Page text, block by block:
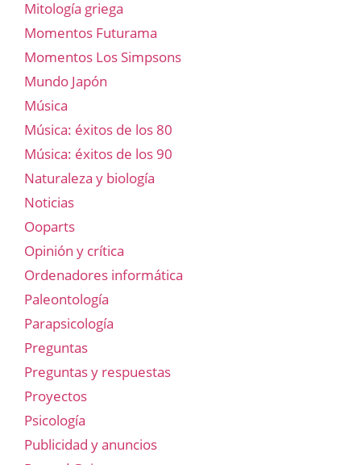
Mitología griega
Momentos Futurama
Momentos Los Simpsons
Mundo Japón
Música
Música: éxitos de los 80
Música: éxitos de los 90
Naturaleza y biología
Noticias
Ooparts
Opinión y crítica
Ordenadores informática
Paleontología
Parapsicología
Preguntas
Preguntas y respuestas
Proyectos
Psicología
Publicidad y anuncios